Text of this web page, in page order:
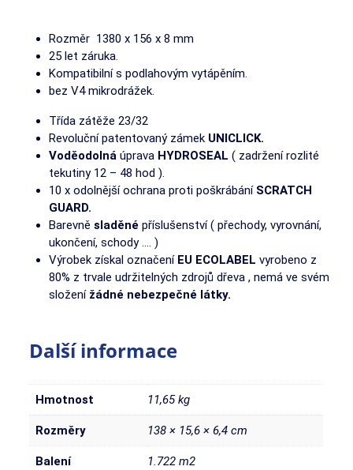
Rozměr 1380 x 156 x 8 mm
25 let záruka.
Kompatibilní s podlahovým vytápěním.
bez V4 mikrodrážek.
Třída zátěže 23/32
Revoluční patentovaný zámek UNICLICK.
Voděodolná úprava HYDROSEAL ( zadržení rozlité
tekutiny 12 – 48 hod ).
10 x odolnější ochrana proti poškrábání SCRATCH
GUARD.
Barevněsladěnépříslušenství ( přechody, vyrovnání,
ukončení, schody …. )
Výrobek získal označení EU ECOLABELvyrobeno z
80% z trvale udržitelných zdrojů dřeva , nemá ve svém
složení žádné nebezpečné látky.
Další informace
Hmotnost 11,65 kg
Rozměry 138 × 15,6 × 6,4 cm
Balení 1.722 m2